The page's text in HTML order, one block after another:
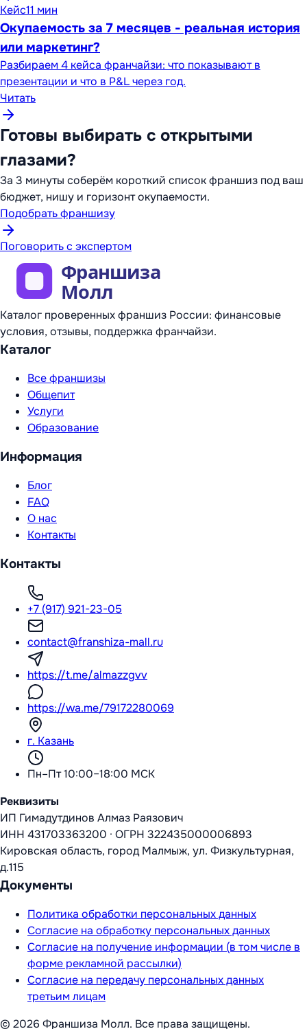
Кейс11 мин
Окупаемость за 7 месяцев - реальная история
или маркетинг?
Разбираем 4 кейса франчайзи: что показывают в
презентации и что в P&L через год.
Читать
Готовы выбирать с открытыми
глазами?
За 3 минуты соберём короткий список франшиз под ваш
бюджет, нишу и горизонт окупаемости.
Подобрать франшизу
Поговорить с экспертом
Каталог проверенных франшиз России: финансовые
условия, отзывы, поддержка франчайзи.
Каталог
Все франшизы
Общепит
Услуги
Образование
Информация
Блог
FAQ
О нас
Контакты
Контакты
+7 (917) 921-23-05
contact@franshiza-mall.ru
https://t.me/almazzgvv
https://wa.me/79172280069
г. Казань
Пн–Пт 10:00–18:00 МСК
Реквизиты
ИП Гимадутдинов Алмаз Раязович
ИНН 431703363200 · ОГРН 322435000006893
Кировская область, город Малмыж, ул. Физкультурная,
д.115
Документы
Политика обработки персональных данных
Согласие на обработку персональных данных
Согласие на получение информации (в том числе в
форме рекламной рассылки)
Согласие на передачу персональных данных
третьим лицам
© 2026 Франшиза Молл. Все права защищены.